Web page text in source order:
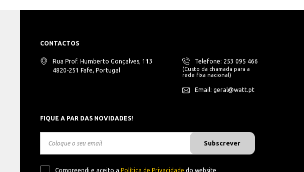
CONTACTOS
Rua Prof. Humberto Gonçalves, 113
4820-251 Fafe, Portugal
Telefone: 253 095 466
(Custo da chamada para a
rede fixa nacional)
Email: geral@watt.pt
FIQUE A PAR DAS NOVIDADES!
Subscrever
Compreendi e aceito a Política de Privacidade do website